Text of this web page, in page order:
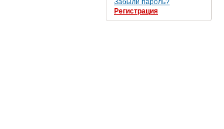
Забыли пароль?
Регистрация